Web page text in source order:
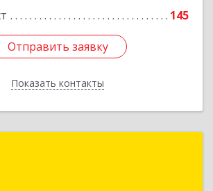
145
Отправить заявку
Показать контакты
Отправить заявку
Назад
обл, Новосибирск г,